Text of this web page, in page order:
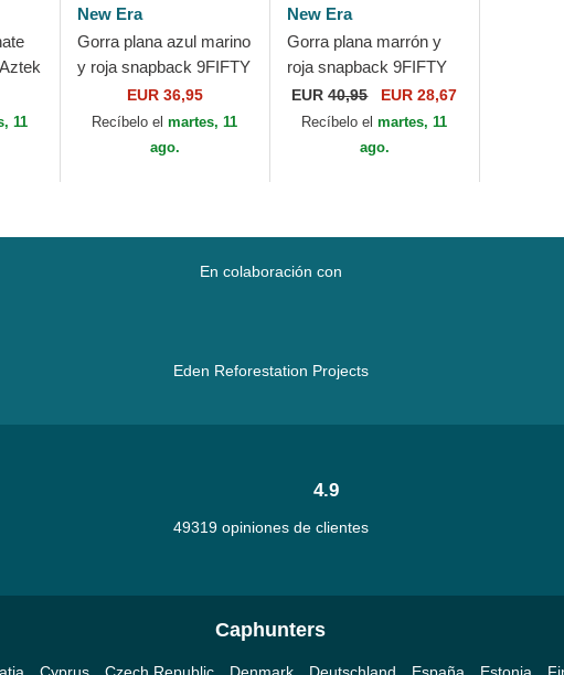
11
New Era
Gorra plana azul marino
y roja snapback 9FIFTY
Essential de Atlanta
Braves MLB de New
EUR 36,95
Recíbelo elmartes, 11
ago.
New Era
Gorra plana marrón y
roja snapback 9FIFTY
Draft 2024 de Chicago
Bulls NBA de New Era
EUR40,95 EUR 28,67
Recíbelo elmartes, 11
ago.
En colaboración con
Eden Reforestation Projects
4.9
49319 opiniones de clientes
Caphunters